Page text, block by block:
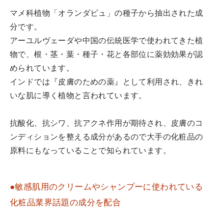
マメ科植物「オランダビュ」の種子から抽出された成
分です。
アーユルヴェーダや中国の伝統医学で使われてきた植
物で、根・茎・葉・種子・花と各部位に薬効効果が認
められています。
インドでは『皮膚のための薬』として利用され、きれ
いな肌に導く植物と言われています。
抗酸化、抗シワ、抗アクネ作用が期待され、皮膚のコ
ンディションを整える成分があるので大手の化粧品の
原料にもなっていることで知られています。
●敏感肌用のクリームやシャンプーに使われている
化粧品業界話題の成分を配合